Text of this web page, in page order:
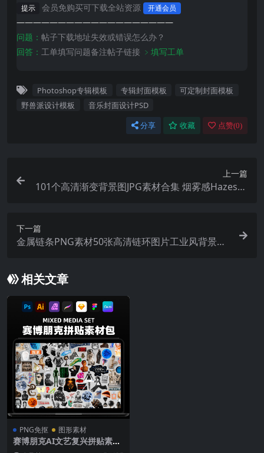
提示 会员免购买可下载全站资源 开通会员
———————————————————
问题： 帖子下载地址失效或错误怎么办？
回答： 工单填写问题备注帖子链接 ﹥填写工单
Photoshop专辑模板 专辑封面模板
可定制封面模板
野兽派设计模板
音乐封面设计PSD
分享 收藏 点赞(0)
上一篇
101个高清渐变背景图JPG素材合集 烟雾感Hazesca
下一篇
金属链条PNG素材50张高清链环图片工业风背景时
ainz Pack
相关文章
PNG免抠 图形素材
赛博朋克AI文艺复兴拼贴素材
包 机器人未来感PNG剪贴画P